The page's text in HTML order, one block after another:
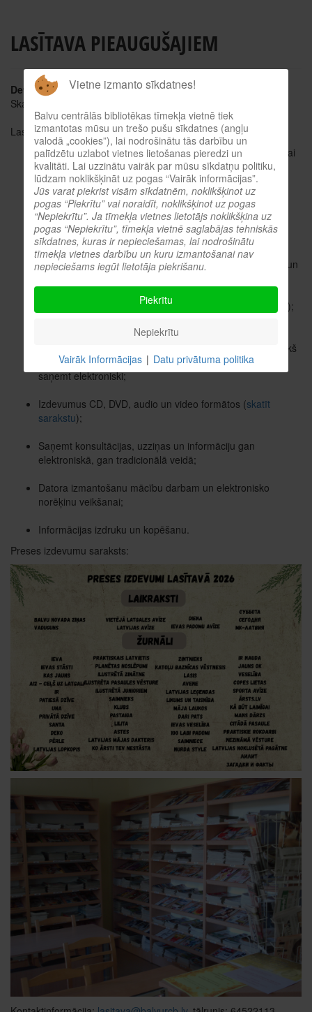
LASĪTAVA PIEAUGUŠAJIEM
Detaļas
Skatīts: 5712
Lasītava pieaugušajiem piedāvā:
Žurnālus un laikrakstus lasīšanai uz vietas un izsniegšanai
uz mājām;
Delfi Plus rakstus (vairāk informācijas, rakstot uz e-pastu
lasitava@balvurcb.lvvai uz vietas);
Plašu enciklopēdiju un vārdnīcu klāstu;
Pilntekstu elektronisko datu bāzu „Letonika”, "Periodika" un
Tūrisma informāciju (ceļvežus, kartes, tūrisma maršrutus);
Kopēto materiālu mapi „Balvu reģions republikas presē”
(jaunākie raksti no dažādiem preses izdevumiem), iepriekš
piesakotieslasitava@balvurcb.lv, ir iespēja šos rakstus
saņemt elektroniski;
Izdevumus CD, DVD, audio un video formātos (skatīt
sarakstu);
Saņemt konsultācijas, uzziņas un informāciju gan
elektroniskā, gan tradicionālā veidā;
Datora izmantošanu mācību darbam un elektronisko
norēķinu veikšanai;
Informācijas izdruku un kopēšanu.
Preses izdevumu saraksts:
Vietne izmanto sīkdatnes!
Balvu centrālās bibliotēkas tīmekļa vietnē tiek
izmantotas mūsu un trešo pušu sīkdatnes (angļu
valodā „cookies”), lai nodrošinātu tās darbību un
palīdzētu uzlabot vietnes lietošanas pieredzi un
kvalitāti. Lai uzzinātu vairāk par mūsu sīkdatņu politiku,
lūdzam noklikšķināt uz pogas “Vairāk informācijas”.
Jūs varat piekrist visām sīkdatnēm, noklikšķinot uz
pogas “Piekrītu” vai noraidīt, noklikšķinot uz pogas
“Nepiekrītu”. Ja tīmekļa vietnes lietotājs noklikšķina uz
pogas “Nepiekrītu”, tīmekļa vietnē saglabājas tehniskās
sīkdatnes, kuras ir nepieciešamas, lai nodrošinātu
tīmekļa vietnes darbību un kuru izmantošanai nav
nepieciešams iegūt lietotāja piekrišanu.
Piekrītu
Nepiekrītu
Vairāk Informācijas | Datu privātuma politika